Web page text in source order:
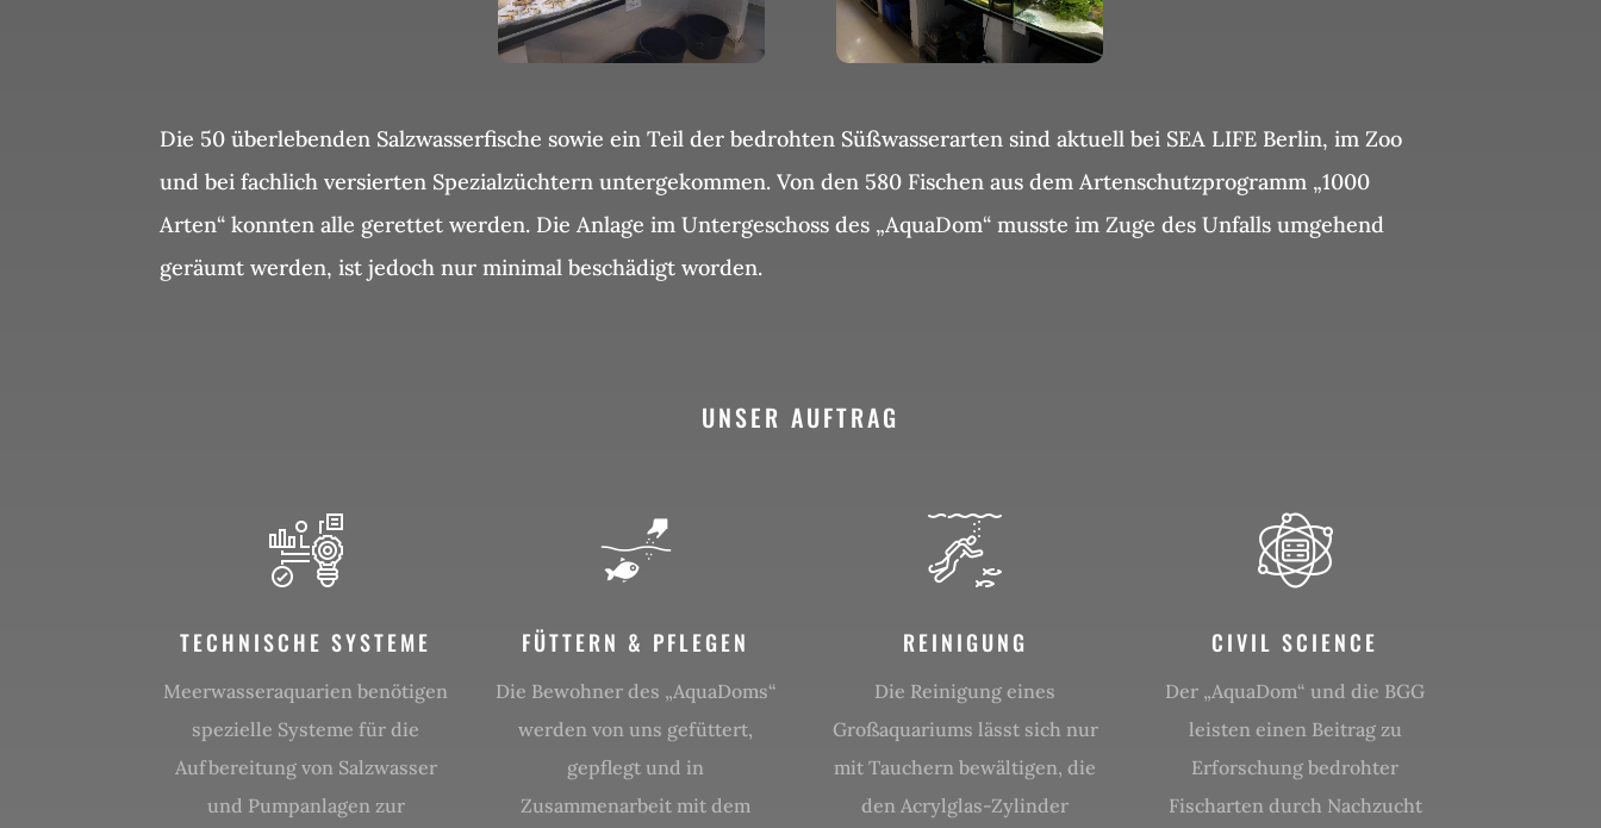
Die 50 überlebenden Salzwasserfische sowie ein Teil der bedrohten Süßwasserarten sind aktuell bei SEA LIFE Berlin, im Zoo
und bei fachlich versierten Spezialzüchtern untergekommen. Von den 580 Fischen aus dem Artenschutzprogramm „1000
Arten“ konnten alle gerettet werden. Die Anlage im Untergeschoss des „AquaDom“ musste im Zuge des Unfalls umgehend
geräumt werden, ist jedoch nur minimal beschädigt worden.
UNSER AUFTRAG
TECHNISCHE SYSTEME
Meerwasseraquarien benötigen
spezielle Systeme für die
Aufbereitung von Salzwasser
und Pumpanlagen zur
FÜTTERN & PFLEGEN
Die Bewohner des „AquaDoms“
werden von uns gefüttert,
gepflegt und in
Zusammenarbeit mit dem
REINIGUNG
Die Reinigung eines
Großaquariums lässt sich nur
mit Tauchern bewältigen, die
den Acrylglas-Zylinder
CIVIL SCIENCE
Der „AquaDom“ und die BGG
leisten einen Beitrag zu
Erforschung bedrohter
Fischarten durch Nachzucht